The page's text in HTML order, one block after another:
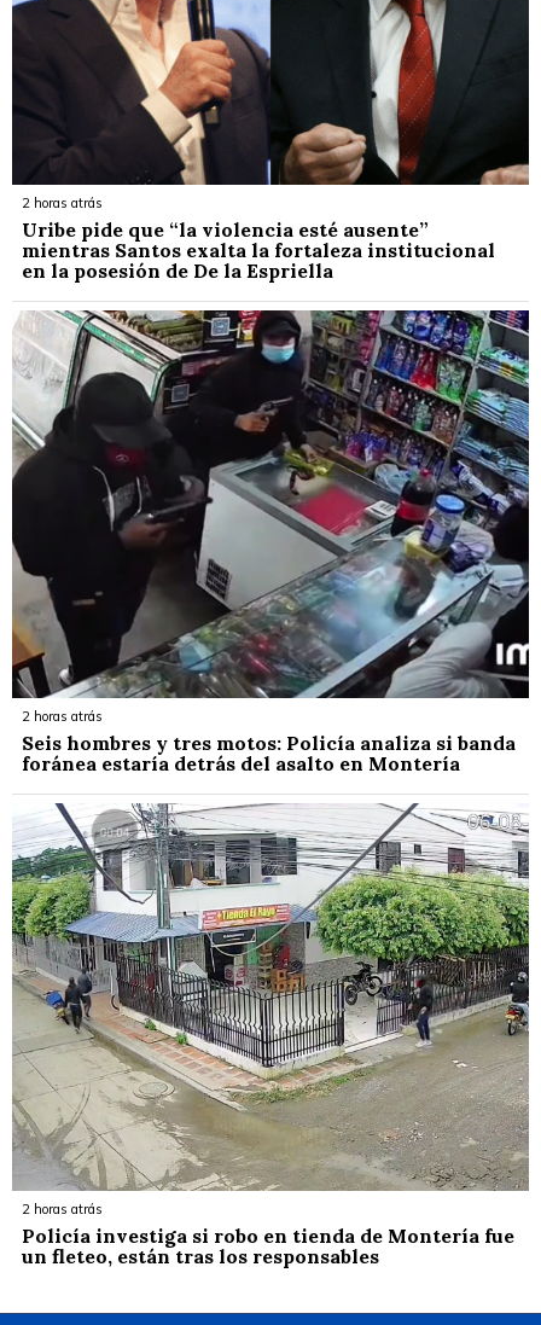
2 horas atrás
Uribe pide que “la violencia esté ausente”
mientras Santos exalta la fortaleza institucional
en la posesión de De la Espriella
2 horas atrás
Seis hombres y tres motos: Policía analiza si banda
foránea estaría detrás del asalto en Montería
2 horas atrás
Policía investiga si robo en tienda de Montería fue
un fleteo, están tras los responsables